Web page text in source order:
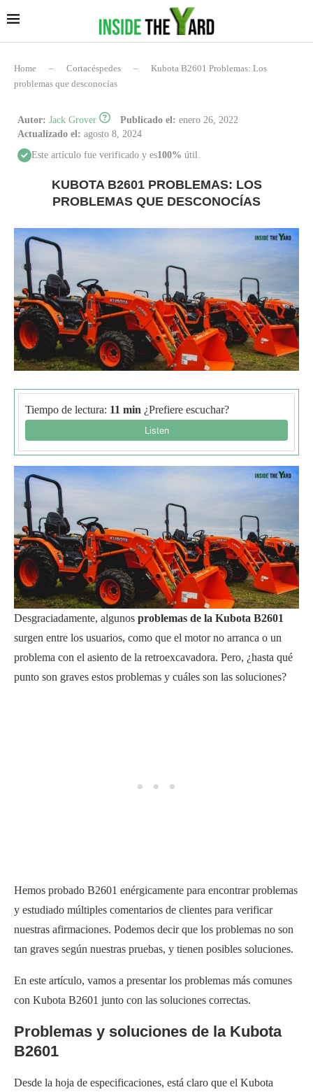
Home – Cortacéspedes –
Kubota B2601 Problemas: Los
problemas que desconocías
Autor: Jack Grover Publicado el: enero 26, 2022
Actualizado el: agosto 8, 2024
Este artículo fue verificado y es100% útil.
KUBOTA B2601 PROBLEMAS: LOS
PROBLEMAS QUE DESCONOCÍAS
Tiempo de lectura: 11 min ¿Prefiere escuchar?
Desgraciadamente, algunos problemas de la Kubota B2601
surgen entre los usuarios, como que el motor no arranca o un
problema con el asiento de la retroexcavadora. Pero, ¿hasta qué
punto son graves estos problemas y cuáles son las soluciones?
Hemos probado B2601 enérgicamente para encontrar problemas
y estudiado múltiples comentarios de clientes para verificar
nuestras afirmaciones. Podemos decir que los problemas no son
tan graves según nuestras pruebas, y tienen posibles soluciones.
En este artículo, vamos a presentar los problemas más comunes
con Kubota B2601 junto con las soluciones correctas.
Problemas y soluciones de la Kubota
B2601
Desde la hoja de especificaciones, está claro que el Kubota